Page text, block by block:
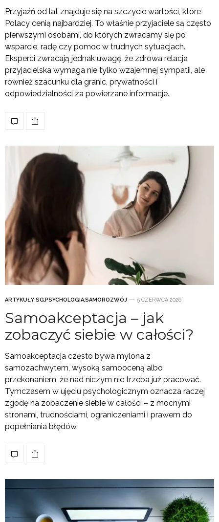
Przyjaźń od lat znajduje się na szczycie wartości, które
Polacy cenią najbardziej. To właśnie przyjaciele są często
pierwszymi osobami, do których zwracamy się po
wsparcie, radę czy pomoc w trudnych sytuacjach.
Eksperci zwracają jednak uwagę, że zdrowa relacja
przyjacielska wymaga nie tylko wzajemnej sympatii, ale
również szacunku dla granic, prywatności i
odpowiedzialności za powierzane informacje.
ARTYKUŁY SG,PSYCHOLOGIA,SAMOROZWÓJ 5 CZERWCA 2026
Samoakceptacja – jak
zobaczyć siebie w całości?
Samoakceptacja często bywa mylona z
samozachwytem, wysoką samooceną albo
przekonaniem, że nad niczym nie trzeba już pracować.
Tymczasem w ujęciu psychologicznym oznacza raczej
zgodę na zobaczenie siebie w całości – z mocnymi
stronami, trudnościami, ograniczeniami i prawem do
popełniania błędów.